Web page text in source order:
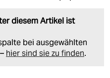
diesem Artikel ist
bei ausgewählten
hier sind sie zu finden.